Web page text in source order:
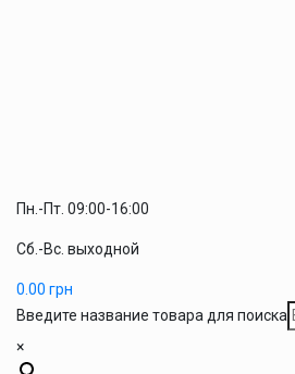
Пн.-Пт. 09:00-16:00
Сб.-Вс. выходной
0.00 грн
Введите название товара для поиска
×